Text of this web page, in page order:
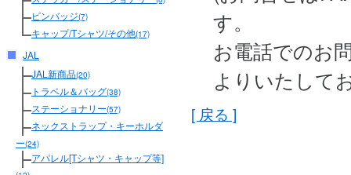
ピンバッジ(7)
キャップ/Tシャツ/その他(17)
JAL
JAL新商品(20)
トラベル＆バッグ(38)
ステーショナリー(57)
ネックストラップ・キーホルダ
ー(24)
アパレル[Tシャツ・キャップ等]
す。
お電話でのお
よりいたして
[ 戻る ]